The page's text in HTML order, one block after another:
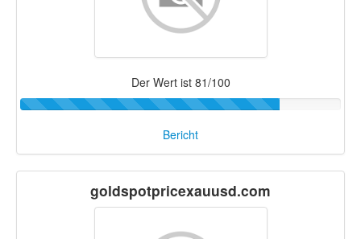
Der Wert ist 81/100
Bericht
goldspotpricexauusd.com